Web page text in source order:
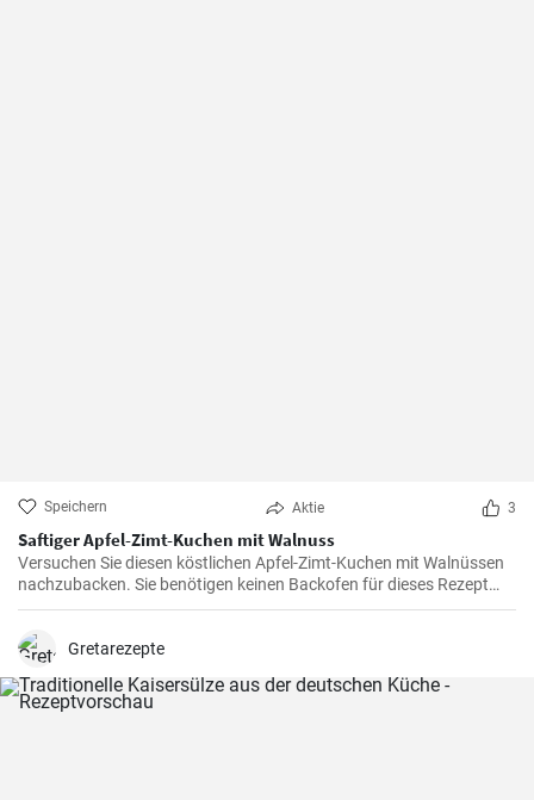
Speichern Aktie 3
Saftiger Apfel-Zimt-Kuchen mit Walnuss
Versuchen Sie diesen köstlichen Apfel-Zimt-Kuchen mit Walnüssen
nachzubacken. Sie benötigen keinen Backofen für dieses Rezept
denn der leckere Apfelkuchen wird im Bräter mit Deckel auf der
Gretarezepte